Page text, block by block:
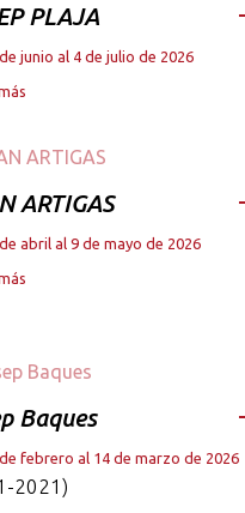
PLAJA
junio al 4 de julio de 2026
ARTIGAS
abril al 9 de mayo de 2026
Baques
febrero al 14 de marzo de 2026
2021)